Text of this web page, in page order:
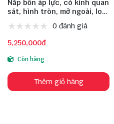
Nắp bồn áp lực, có kính quan
sát, hình tròn, mở ngoài, loại
500 508 3 90 2.5 6 DN100 1-
3, size 500, inox 304
0 đánh giá
5,250,000đ
Còn hàng
Thêm giỏ hàng